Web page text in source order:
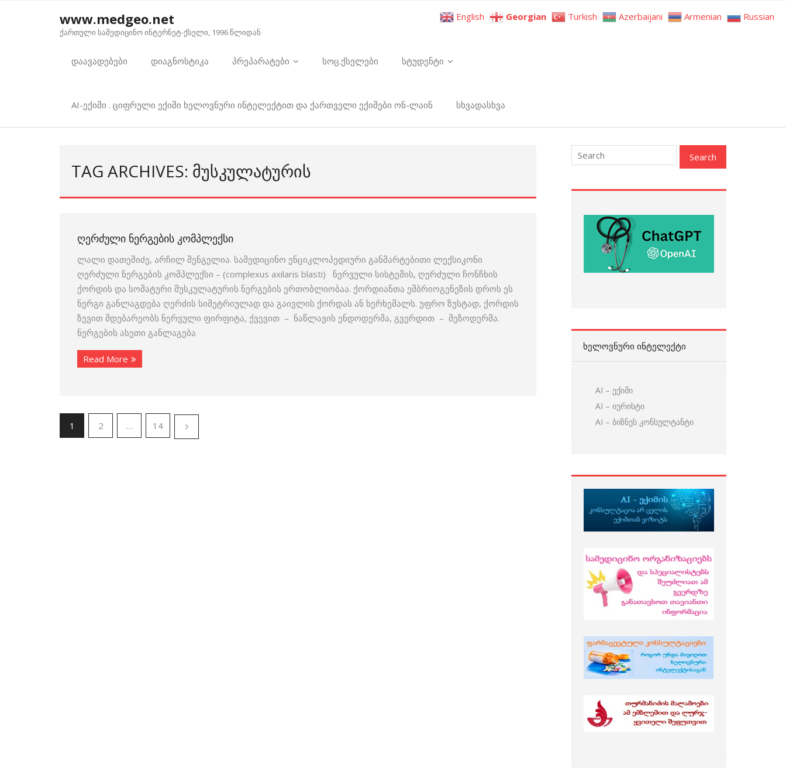
www.medgeo.net
ქართული სამედიცინო ინტერნეტ-ქსელი, 1996 წლიდან
დაავადებები დიაგნოსტიკა პრეპარატები სოც.ქსელები სტუდენტი
AI-ექიმი . ციფრული ექიმი ხელოვნური ინტელექტით და ქართველი ექიმები ონ-ლაინ სხვადასხვა
TAG ARCHIVES: ᲛᲣᲡᲙᲣᲚᲐᲢᲣᲠᲘᲡ
ᲦᲔᲠᲫᲣᲚᲘ ᲜᲔᲠᲒᲔᲑᲘᲡ ᲙᲝᲛᲞᲚᲔᲥᲡᲘ
ლალი დათეშიძე, არჩილ შენგელია. სამედიცინო ენციკლოპედიური განმარტებითი ლექსიკონი
ღერძული ნერგების კომპლექსი – (complexus axilaris blasti) ნერვული სისტემის, ღერძული ჩონჩხის
ქორდის და სომატური მუსკუ­ლა­ტურის ნერგების ერთობლიობაა. ქორდიანთა ემბრიოგენეზის დროს ეს
ნერგი განლაგდება ღერძის სიმეტრიულად და გაივლის ქორდას ან ხერხემალს. უფრო ზუსტად, ქორდის
ზევით მდებარეობს ნერვული ფირ­ფიტა, ქვევით – ნაწლავის ენდოდერმა, გვერდით – მეზოდერმა.
ნერგების ასეთი განლაგება
Read More
1 2 … 14
ᲮᲔᲚᲝᲕᲜᲣᲠᲘ ᲘᲜᲢᲔᲚᲔᲥᲢᲘ
AI – ექიმი
AI – იურისტი
AI – ბიზნეს კონსულტანტი
English Georgian Turkish Azerbaijani Armenian Russian